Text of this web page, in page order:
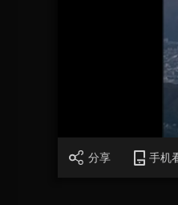
大
CCTV.节目官网
分享 手机